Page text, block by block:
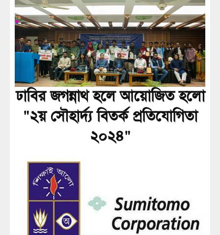
ঢাবির জগন্নাথ হলে আয়োজিত হলো
"২য় সৌহার্দ্য বিতর্ক প্রতিযোগিতা
২০২৪"